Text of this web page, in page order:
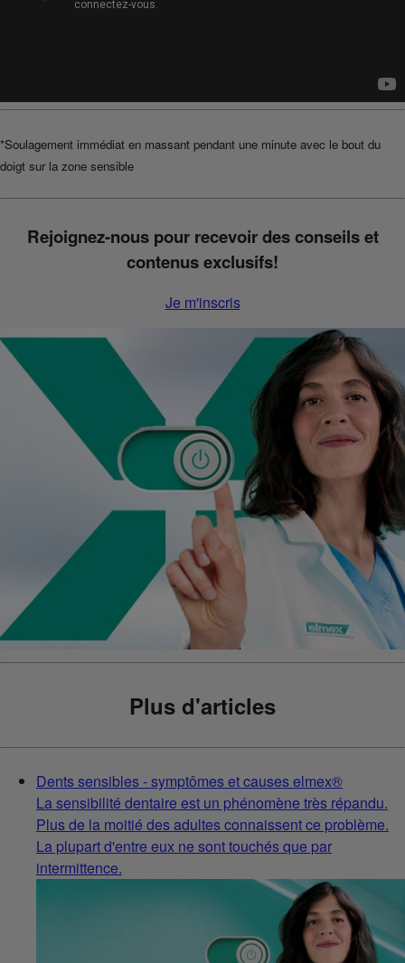
*Soulagement immédiat en massant pendant une minute avec le bout du
doigt sur la zone sensible
Rejoignez-nous pour recevoir des conseils et
contenus exclusifs!
Je m'inscris
Plus d'articles
Dents sensibles - symptômes et causes elmex®
La sensibilité dentaire est un phénomène très répandu.
Plus de la moitié des adultes connaissent ce problème.
La plupart d'entre eux ne sont touchés que par
intermittence.